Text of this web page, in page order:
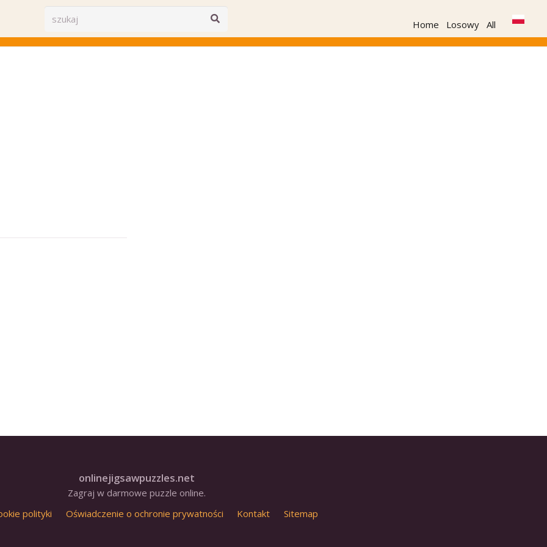
Home Losowy All
onlinejigsawpuzzles.net
Zagraj w darmowe puzzle online.
polityki Oświadczenie o ochronie prywatności Kontakt Sitemap